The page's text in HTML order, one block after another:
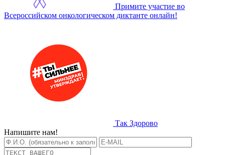
Примите участие во
Всероссийском онкологическом диктанте онлайн!
Так Здорово
Напишите нам!